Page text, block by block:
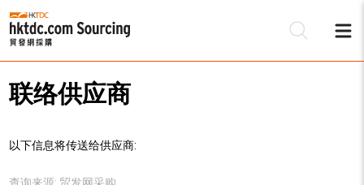
联络供应商
以下信息将传送给供应商: